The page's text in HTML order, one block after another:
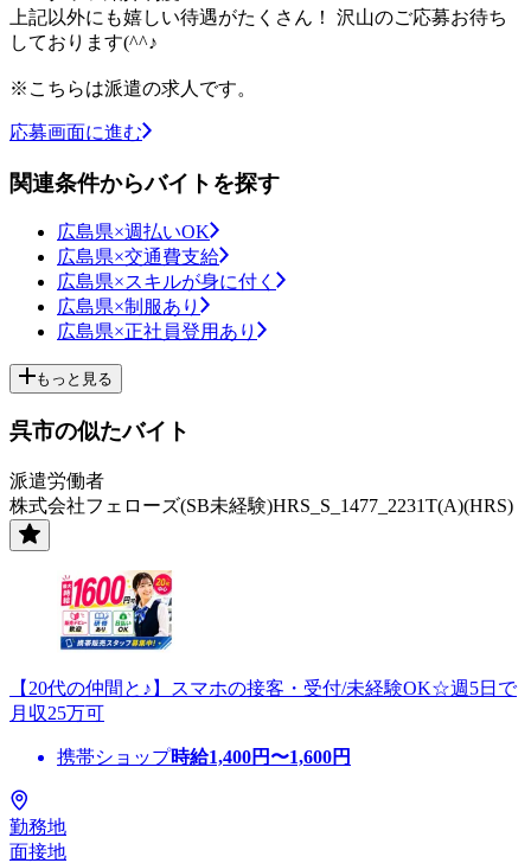
上記以外にも嬉しい待遇がたくさん！ 沢山のご応募お待ち
しております(^^♪
※こちらは派遣の求人です。
応募画面に進む
関連条件からバイトを探す
広島県×週払いOK
広島県×交通費支給
広島県×スキルが身に付く
広島県×制服あり
広島県×正社員登用あり
もっと見る
呉市の似たバイト
派遣労働者
株式会社フェローズ(SB未経験)HRS_S_1477_2231T(A)(HRS)
【20代の仲間と♪】スマホの接客・受付/未経験OK☆週5日で
月収25万可
携帯ショップ時給1,400円〜1,600円
勤務地
面接地